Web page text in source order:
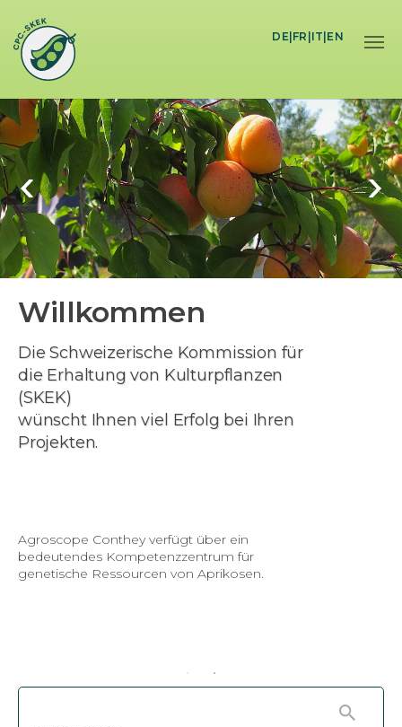
DE| FR IT EN
Willkommen
Die Schweizerische Kommission für
die Erhaltung von Kulturpflanzen
(SKEK)
wünscht Ihnen viel Erfolg bei Ihren
Projekten.
Agroscope Conthey verfügt über ein
bedeutendes Kompetenzzentrum für
genetische Ressourcen von Aprikosen.